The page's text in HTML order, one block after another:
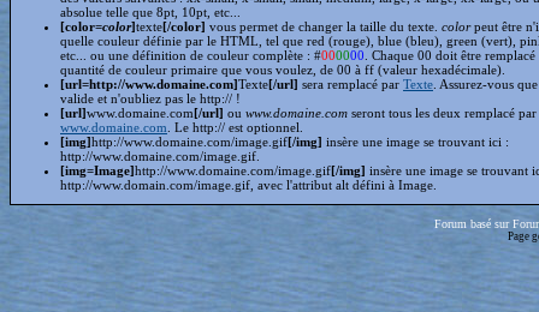
absolue telle que 8pt, 10pt, etc...
[color=color]texte[/color] vous permet de changer la taille du texte. colorpeut être
quelle couleur définie par le HTML, tel que red (rouge), blue (bleu), green (vert),
etc... ou une définition de couleur complète : #000000 . Chaque 00 doit être
quantité de couleur primaire que vous voulez, de 00 à ff (valeur hexadécimale).
[url=http://www.domaine.com]Texte[/url] sera remplacé par Texte . Assurez-vous
valide et n'oubliez pas le http:// !
[url]www.domaine.com[/url] ou www.domaine.com seront tous les deux remplacé par
www.domaine.com . Le http:// est optionnel.
[img]http://www.domaine.com/image.gif[/img] insère une image se trouvant ici :
http://www.domaine.com/image.gif.
[img=Image]http://www.domaine.com/image.gif[/img] insère une image se trouvant
http://www.domain.com/image.gif, avec l'attribut alt défini à Image.
Forum basé sur
Page